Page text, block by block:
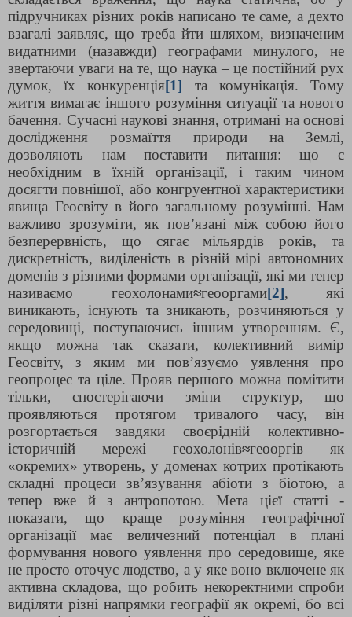
підручниках різних років написано те саме, а дехто
взагалі заявляє, що треба йти шляхом, визначеним
видатними (назавжди) географами минулого, не
звертаючи уваги на те, що наука – це постійний рух
думок, їх конкуренція[1] та комунікація. Тому
життя вимагає іншого розуміння ситуації та нового
бачення. Сучасні наукові знання, отримані на основі
дослідження розмаїття природи на Землі,
дозволяють нам поставити питання: що є
необхідним в їхній організації, і таким чином
досягти повнішої, або конгруентної характеристики
явища Геосвіту в його загальному розумінні. Нам
важливо зрозуміти, як пов’язані між собою його
безперервність, що сягає мільярдів років, та
дискретність, виділеність в різній мірі автономних
доменів з різними формами організації, які ми тепер
називаємо геохолонами≈геооргами[2], які
виникають, існують та зникають, розчиняються у
середовищі, поступаючись іншим утворенням. Є,
якщо можна так сказати, колективний вимір
Геосвіту, з яким ми пов’язуємо уявлення про
геопроцес та ціле. Прояв першого можна помітити
тільки, спостерігаючи зміни структур, що
проявляються протягом тривалого часу, він
розгортається завдяки своєрідній колективно-
історичній мережі геохолонів≈геооргів як
«окремих» утворень, у доменах котрих протікають
складні процеси зв’язування абіоти з біотою, а
тепер вже й з антропотою. Мета цієї статті -
показати, що краще розуміння географічної
організації має величезний потенціал в плані
формування нового уявлення про середовище, яке
не просто оточує людство, а у яке воно включене як
активна складова, що робить некоректними спроби
виділяти різні напрямки географії як окремі, бо всі